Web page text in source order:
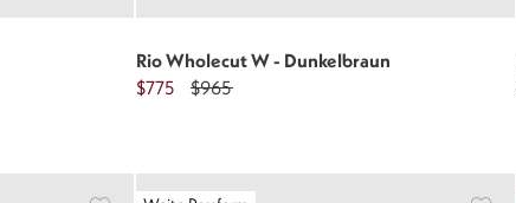
Rio Wholecut W - Dunkelbraun
$775
$965